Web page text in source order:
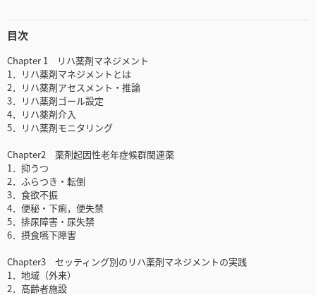
目次
Chapter 1 リハ薬剤マネジメント
1．リハ薬剤マネジメントとは
2．リハ薬剤アセスメント・推論
3．リハ薬剤ゴール設定
4．リハ薬剤介入
5．リハ薬剤モニタリング
Chapter2 薬剤起因性老年症候群関連薬
1．抑うつ
2．ふらつき・転倒
3．食欲不振
4．便秘・下痢，便失禁
5．排尿障害・尿失禁
6．摂食嚥下障害
Chapter3 セッティング別のリハ薬剤マネジメントの実践
1．地域（外来）
2．高齢者施設